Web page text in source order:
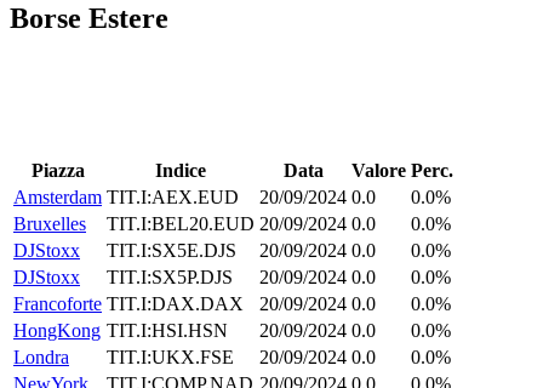
Borse Estere
Piazza Indice Data Valore Perc.
Amsterdam TIT.I:AEX.EUD 20/09/2024 0.0
0.0%
Bruxelles
TIT.I:BEL20.EUD 20/09/2024 0.0
0.0%
DJStoxx
TIT.I:SX5E.DJS 20/09/2024 0.0
0.0%
DJStoxx
TIT.I:SX5P.DJS 20/09/2024 0.0
0.0%
Francoforte TIT.I:DAX.DAX 20/09/2024 0.0
0.0%
HongKong TIT.I:HSI.HSN 20/09/2024 0.0
0.0%
Londra
TIT.I:UKX.FSE 20/09/2024 0.0
0.0%
NewYork
TIT.I:COMP.NAD 20/09/2024 0.0
0.0%